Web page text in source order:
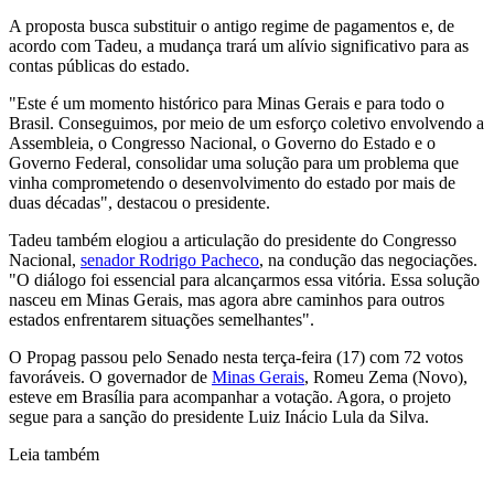
A proposta busca substituir o antigo regime de pagamentos e, de
acordo com Tadeu, a mudança trará um alívio significativo para as
contas públicas do estado.
"Este é um momento histórico para Minas Gerais e para todo o
Brasil. Conseguimos, por meio de um esforço coletivo envolvendo a
Assembleia, o Congresso Nacional, o Governo do Estado e o
Governo Federal, consolidar uma solução para um problema que
vinha comprometendo o desenvolvimento do estado por mais de
duas décadas", destacou o presidente.
Tadeu também elogiou a articulação do presidente do Congresso
Nacional, senador Rodrigo Pacheco, na condução das negociações.
"O diálogo foi essencial para alcançarmos essa vitória. Essa solução
nasceu em Minas Gerais, mas agora abre caminhos para outros
estados enfrentarem situações semelhantes".
O Propag passou pelo Senado nesta terça-feira (17) com 72 votos
favoráveis. O governador de Minas Gerais, Romeu Zema (Novo),
esteve em Brasília para acompanhar a votação. Agora, o projeto
segue para a sanção do presidente Luiz Inácio Lula da Silva.
Leia também